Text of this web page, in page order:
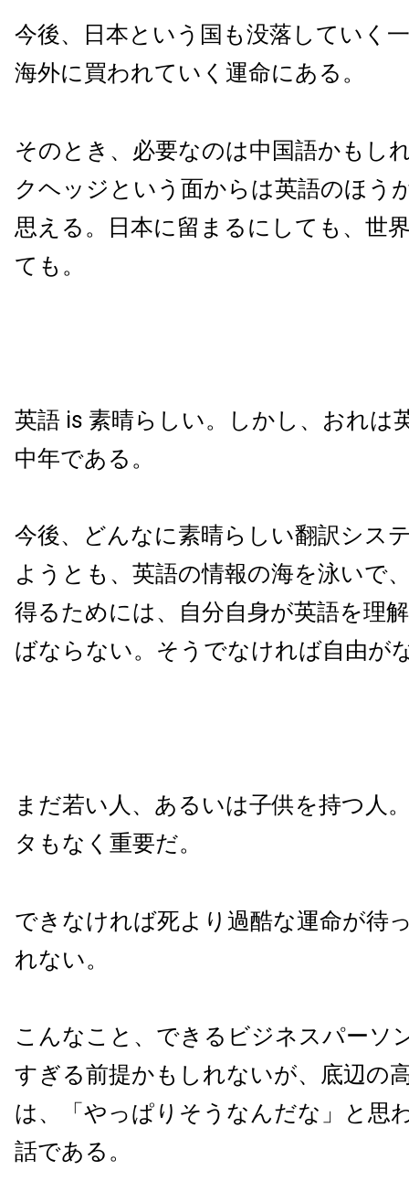
今後、日本という国も没落していく
海外に買われていく運命にある。
そのとき、必要なのは中国語かもし
クヘッジという面からは英語のほう
思える。日本に留まるにしても、世
ても。
英語 is 素晴らしい。しかし、おれは
中年である。
今後、どんなに素晴らしい翻訳シス
ようとも、英語の情報の海を泳いで
得るためには、自分自身が英語を理
ばならない。そうでなければ自由が
まだ若い人、あるいは子供を持つ人
タもなく重要だ。
できなければ死より過酷な運命が待
れない。
こんなこと、できるビジネスパーソ
すぎる前提かもしれないが、底辺の
は、「やっぱりそうなんだな」と思
話である。